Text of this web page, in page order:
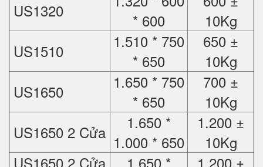
US1320
* 600
10Kg
US1510
1.510 * 750
* 650
650 ±
10Kg
US1650
1.650 * 750
* 650
700 ±
10Kg
US1650 2 Cửa
1.650 *
1.000 * 650
1.200 ±
10Kg
US1650 2 Cửa
1.650 *
1.200 ±